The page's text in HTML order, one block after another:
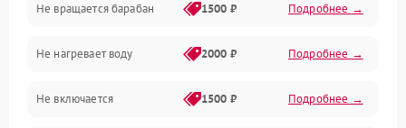
Слив
Программное обеспечение
Не вращается барабан 1500 ₽ Подробнее →
Не нагревает воду 2000 ₽ Подробнее →
Не включается 1500 ₽ Подробнее →